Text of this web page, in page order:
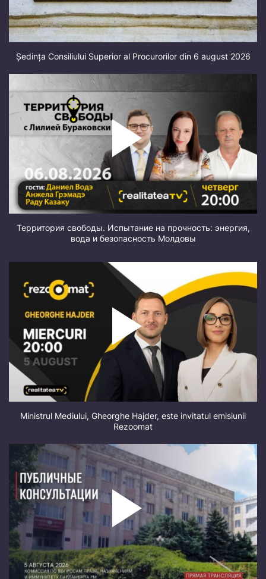
Ședința Consiliului Superior al Procurorilor din 6 august 2026
Территория свободы. Испытание на прочность: энергия,
вода и безопасность Молдовы
Ministrul Mediului, Gheorghe Hajder, este invitatul emisiunii
Rezoomat